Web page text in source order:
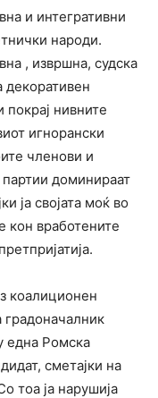
и интегративни
народи.
, извршна, судска
декоративен
нивните
игнорански
членови и
доминираат
ја својата моќ во
кон вработените
коалиционен
градоначалник
една Ромска
сметајки на
тоа ја нарушија